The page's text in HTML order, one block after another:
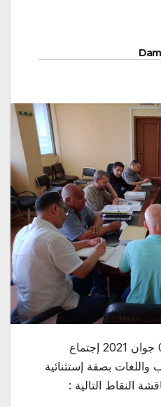
عقد صبيحة اليوم الإثنين 01 جوان 2021 إجتماع
واللغات بصفة إستثنائية
النقاط التالية :